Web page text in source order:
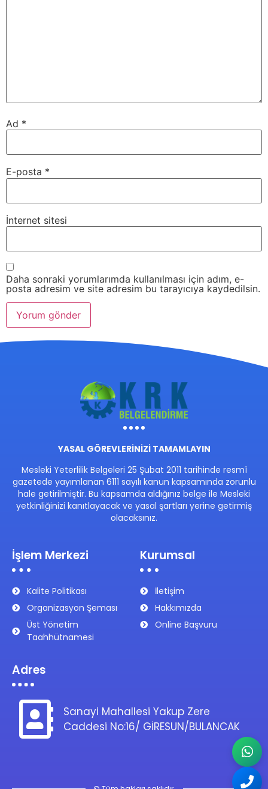
Ad *
E-posta *
İnternet sitesi
Daha sonraki yorumlarımda kullanılması için adım, e-
posta adresim ve site adresim bu tarayıcıya kaydedilsin.
YASAL GÖREVLERİNİZİ TAMAMLAYIN
Mesleki Yeterlilik Belgeleri 25 Şubat 2011 tarihinde resmî
gazetede yayımlanan 6111 sayılı kanun kapsamında zorunlu
hale getirilmiştir. Bu kapsamda aldığınız belge ile Mesleki
yetkinliğinizi kanıtlayacak ve yasal şartları yerine getirmiş
olacaksınız.
İşlem Merkezi
Kalite Politikası
Organizasyon Şeması
Üst Yönetim
Taahhütnamesi
Kurumsal
İletişim
Hakkımızda
Online Başvuru
Adres
Sanayi Mahallesi Yakup Zere
Caddesi No:16/ GİRESUN/BULANCAK